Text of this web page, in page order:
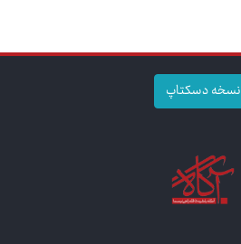
نسخه دسکتاپ